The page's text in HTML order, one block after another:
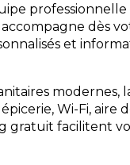
infos pratiques
professionnelle
dès
et
modernes,
Wi-Fi, aire
gratuit facilitent